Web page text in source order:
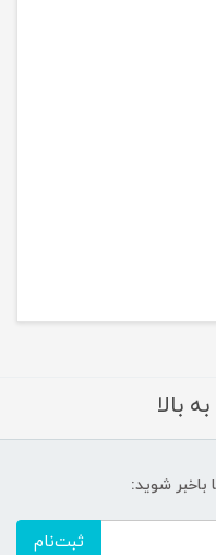
بالا
باخبر شوید:
ثبت‌نام